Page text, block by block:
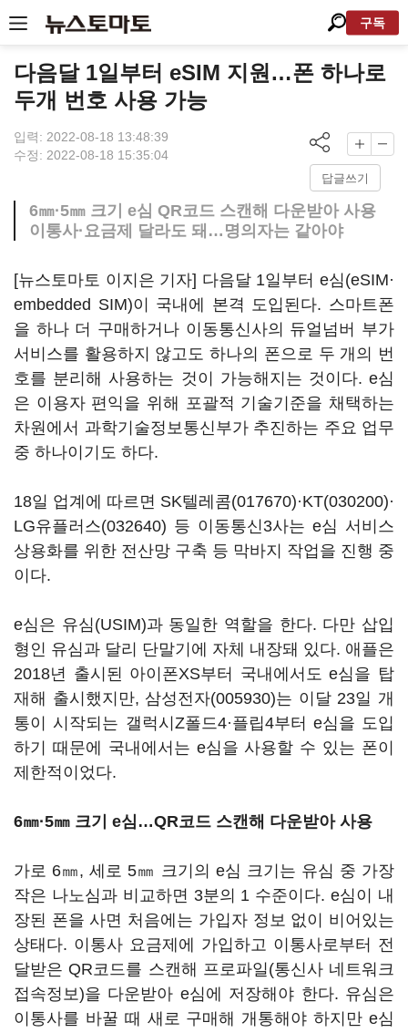
구독
다음달 1일부터 eSIM 지원…폰 하나로
두개 번호 사용 가능
입력: 2022-08-18 13:48:39
수정: 2022-08-18 15:35:04
답글쓰기
6㎜·5㎜ 크기 e심 QR코드 스캔해 다운받아 사용
이통사·요금제 달라도 돼…명의자는 같아야
[뉴스토마토 이지은 기자] 다음달 1일부터 e심(eSIM·
embedded SIM)이 국내에 본격 도입된다. 스마트폰
을 하나 더 구매하거나 이동통신사의 듀얼넘버 부가
서비스를 활용하지 않고도 하나의 폰으로 두 개의 번
호를 분리해 사용하는 것이 가능해지는 것이다. e심
은 이용자 편익을 위해 포괄적 기술기준을 채택하는
차원에서 과학기술정보통신부가 추진하는 주요 업무
중 하나이기도 하다.
18일 업계에 따르면 SK텔레콤(017670)·KT(030200)·
LG유플러스(032640) 등 이동통신3사는 e심 서비스
상용화를 위한 전산망 구축 등 막바지 작업을 진행 중
이다.
e심은 유심(USIM)과 동일한 역할을 한다. 다만 삽입
형인 유심과 달리 단말기에 자체 내장돼 있다. 애플은
2018년 출시된 아이폰XS부터 국내에서도 e심을 탑
재해 출시했지만, 삼성전자(005930)는 이달 23일 개
통이 시작되는 갤럭시Z폴드4·플립4부터 e심을 도입
하기 때문에 국내에서는 e심을 사용할 수 있는 폰이
제한적이었다.
6㎜·5㎜ 크기 e심…QR코드 스캔해 다운받아 사용
가로 6㎜, 세로 5㎜ 크기의 e심 크기는 유심 중 가장
작은 나노심과 비교하면 3분의 1 수준이다. e심이 내
장된 폰을 사면 처음에는 가입자 정보 없이 비어있는
상태다. 이통사 요금제에 가입하고 이통사로부터 전
달받은 QR코드를 스캔해 프로파일(통신사 네트워크
접속정보)을 다운받아 e심에 저장해야 한다. 유심은
이통사를 바꿀 때 새로 구매해 개통해야 하지만 e심